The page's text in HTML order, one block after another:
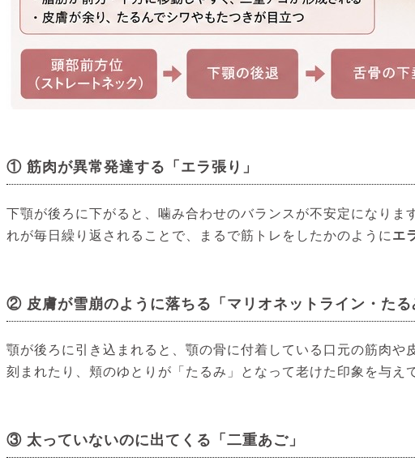
① 筋肉が異常発達する「エラ張り」
下顎が後ろに下がると、噛み合わせのバランスが不安定になり
れが毎日繰り返されることで、まるで筋トレをしたかのように エ
② 皮膚が雪崩のように落ちる「マリオネットライン・たる
顎が後ろに引き込まれると、顎の骨に付着している口元の筋肉
刻まれたり、頬のゆとりが「たるみ」となって老けた印象を与え
③ 太っていないのに出てくる「二重あご」